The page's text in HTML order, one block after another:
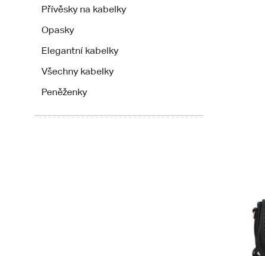
Přívěsky na kabelky
Opasky
Elegantní kabelky
Všechny kabelky
Peněženky